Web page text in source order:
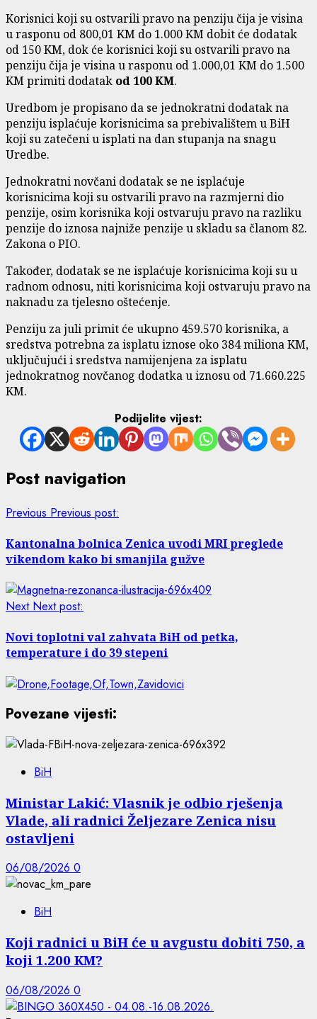
Korisnici koji su ostvarili pravo na penziju čija je visina
u rasponu od 800,01 KM do 1.000 KM dobit će dodatak
od 150 KM, dok će korisnici koji su ostvarili pravo na
penziju čija je visina u rasponu od 1.000,01 KM do 1.500
KM primiti dodatak od 100 KM.
Uredbom je propisano da se jednokratni dodatak na
penziju isplaćuje korisnicima sa prebivalištem u BiH
koji su zatečeni u isplati na dan stupanja na snagu
Uredbe.
Jednokratni novčani dodatak se ne isplaćuje
korisnicima koji su ostvarili pravo na razmjerni dio
penzije, osim korisnika koji ostvaruju pravo na razliku
penzije do iznosa najniže penzije u skladu sa članom 82.
Zakona o PIO.
Također, dodatak se ne isplaćuje korisnicima koji su u
radnom odnosu, niti korisnicima koji ostvaruju pravo na
naknadu za tjelesno oštećenje.
Penziju za juli primit će ukupno 459.570 korisnika, a
sredstva potrebna za isplatu iznose oko 384 miliona KM,
uključujući i sredstva namijenjena za isplatu
jednokratnog novčanog dodatka u iznosu od 71.660.225
KM.
Podijelite vijest:
Post navigation
Previous Previous post:
Kantonalna bolnica Zenica uvodi MRI preglede
vikendom kako bi smanjila gužve
Next Next post:
Novi toplotni val zahvata BiH od petka,
temperature i do 39 stepeni
Povezane vijesti:
BiH
Ministar Lakić: Vlasnik je odbio rješenja
Vlade, ali radnici Željezare Zenica nisu
ostavljeni
06/08/2026 0
BiH
Koji radnici u BiH će u avgustu dobiti 750, a
koji 1.200 KM?
06/08/2026 0